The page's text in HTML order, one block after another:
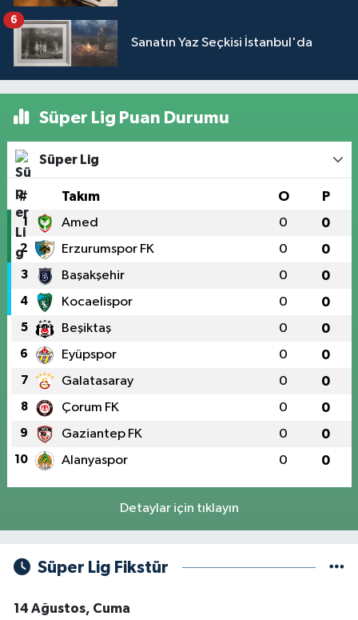
Sanatın Yaz Seçkisi İstanbul'da
6
Süper Lig Puan Durumu
Süper Lig
# Takım O P
1 Amed 0 0
2 Erzurumspor FK 0 0
3 Başakşehir 0 0
4 Kocaelispor 0 0
5 Beşiktaş 0 0
6 Eyüpspor 0 0
7 Galatasaray 0 0
8 Çorum FK 0 0
9 Gaziantep FK 0 0
10 Alanyaspor 0 0
Detaylar için tıklayın
Süper Lig Fikstür
14 Ağustos, Cuma